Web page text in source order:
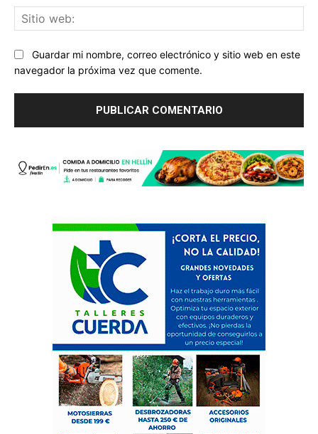
Guardar mi nombre, correo electrónico y sitio web en este
navegador la próxima vez que comente.